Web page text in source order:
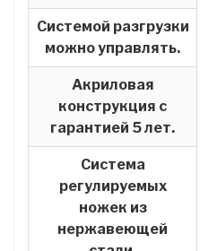
Системой разгрузки
можно управлять.
Акриловая
конструкция с
гарантией 5 лет.
Система
регулируемых
ножек из
нержавеющей